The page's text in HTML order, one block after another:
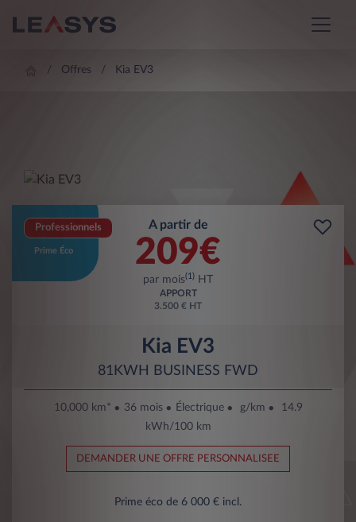
Offres Kia EV3
Professionnels
Prime Éco
A partir de
209€
par mois(1) HT
APPORT
3.500 € HT
Kia EV3
81KWH BUSINESS FWD
10,000 km* 36 mois Électrique g/km
14.9
kWh/100 km
DEMANDER UNE OFFRE PERSONNALISEE
Prime éco de 6 000 € incl.